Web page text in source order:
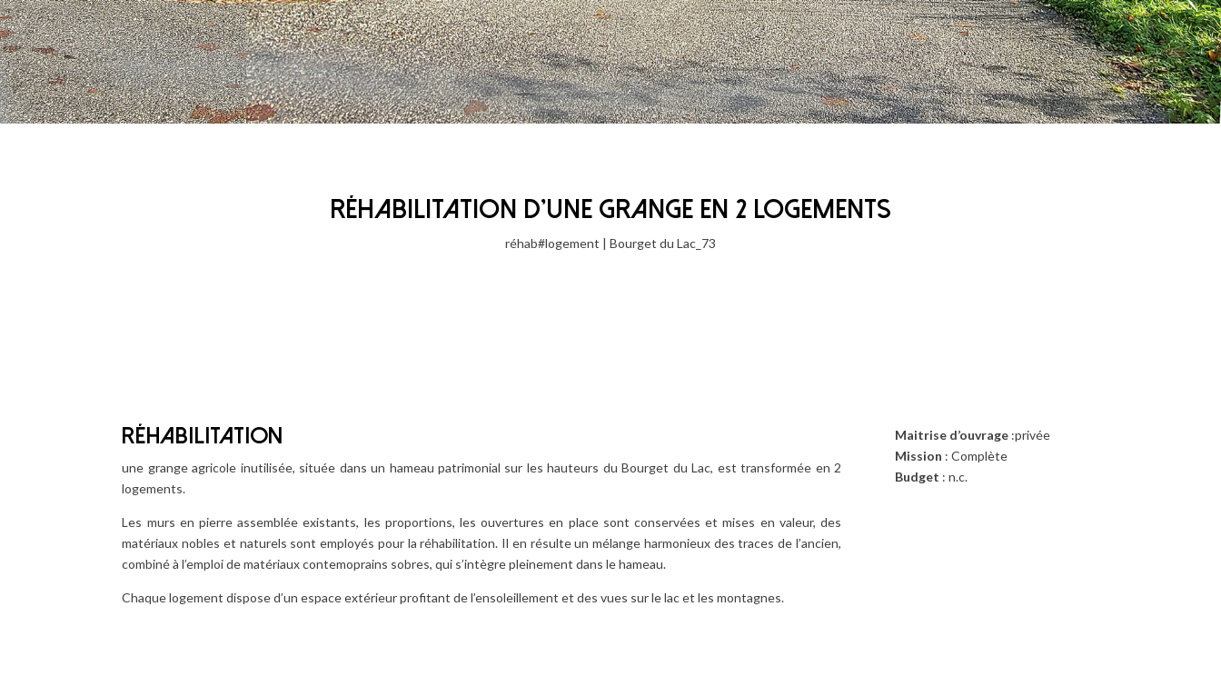
RÉHABILITATION D'UNE GRANGE EN 2 LOGEMENTS
réhab#logement | Bourget du Lac_73
RÉHABILITATION
une grange agricole inutilisée, située dans un hameau patrimonial sur les hauteurs du Bourget du Lac, est transformée en 2
logements.
Les murs en pierre assemblée existants, les proportions, les ouvertures en place sont conservées et mises en valeur, des
matériaux nobles et naturels sont employés pour la réhabilitation. Il en résulte un mélange harmonieux des traces de l’ancien,
combiné à l’emploi de matériaux contemoprains sobres, qui s’intègre pleinement dans le hameau.
Chaque logement dispose d’un espace extérieur profitant de l’ensoleillement et des vues sur le lac et les montagnes.
Maitrise d’ouvrage :privée
Mission : Complète
Budget : n.c.